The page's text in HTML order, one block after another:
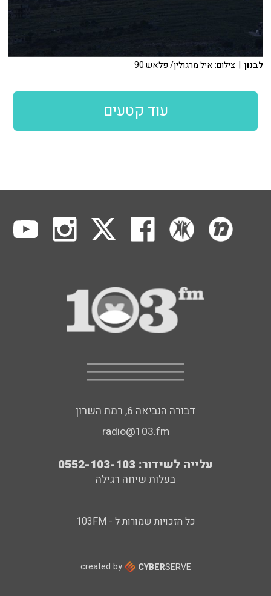
לבנון | צילום: איל מרגולין/ פלאש 90
עוד קטעים
דבורה הנביאה 6, רמת השרון
radio@103.fm
עלייה לשידור: 0552-103-103
בעלות שיחה רגילה
כל הזכויות שמורות ל - 103FM
created by CYBERSERVE